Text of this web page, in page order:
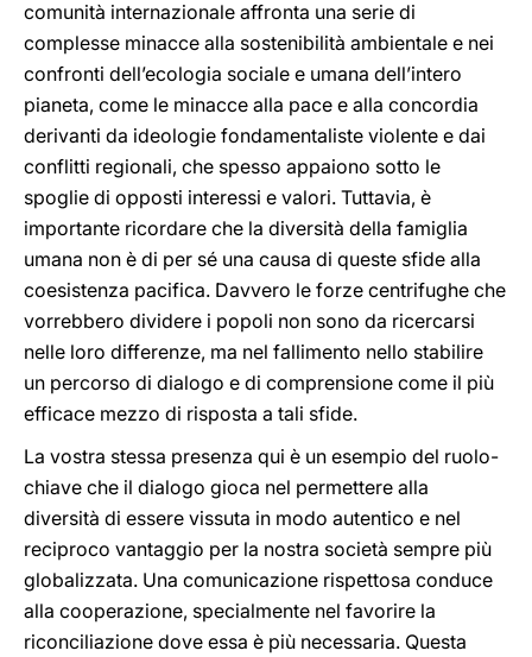
comunità internazionale affronta una serie di
complesse minacce alla sostenibilità ambientale e nei
confronti dell’ecologia sociale e umana dell’intero
pianeta, come le minacce alla pace e alla concordia
derivanti da ideologie fondamentaliste violente e dai
conflitti regionali, che spesso appaiono sotto le
spoglie di opposti interessi e valori. Tuttavia, è
importante ricordare che la diversità della famiglia
umana non è di per sé una causa di queste sfide alla
coesistenza pacifica. Davvero le forze centrifughe che
vorrebbero dividere i popoli non sono da ricercarsi
nelle loro differenze, ma nel fallimento nello stabilire
un percorso di dialogo e di comprensione come il più
efficace mezzo di risposta a tali sfide.
La vostra stessa presenza qui è un esempio del ruolo-
chiave che il dialogo gioca nel permettere alla
diversità di essere vissuta in modo autentico e nel
reciproco vantaggio per la nostra società sempre più
globalizzata. Una comunicazione rispettosa conduce
alla cooperazione, specialmente nel favorire la
riconciliazione dove essa è più necessaria. Questa